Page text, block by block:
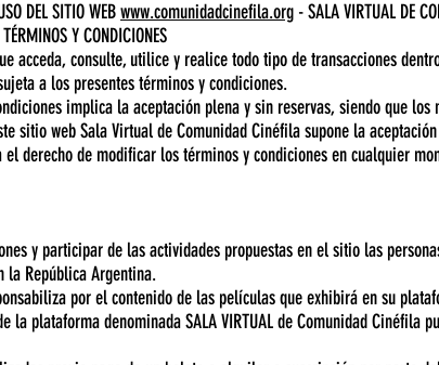
DEL SITIO WEBwww.comunidadcinefila.org - SALA VIRTUAL DE
Y CONDICIONES
acceda, consulte, utilice y realice todo tipo de transacciones
a los presentes términos y condiciones.
implica la aceptación plena y sin reservas, siendo que
sitio web Sala Virtual de Comunidad Cinéfila supone la
derecho de modificar los términos y condiciones en cualquier
y participar de las actividades propuestas en el sitio las
la República Argentina.
por el contenido de las películas que exhibirá en su
la plataforma denominada SALA VIRTUAL de Comunidad Cinéfila